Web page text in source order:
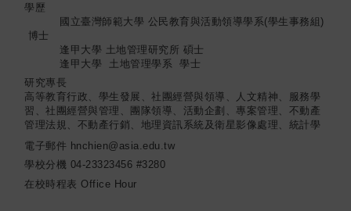
學歷
國立臺灣師範大學 公民教育與活動領導學系(學生事務組)
博士
逢甲大學 土地管理研究所 碩士
逢甲大學 土地管理學系 學士
研究專長
高等教育行政、學生發展、社團經營與領導、人文精神、服務學
習、社團經營與管理、團隊領導、活動企劃、專案管理、不動產
管理法規、不動產行銷、地理資訊系統及衛星影像處理、統計學
電子郵件 hnchien@asia.edu.tw
學校分機 04-23323456 #3280
在校時程表 Office Hour